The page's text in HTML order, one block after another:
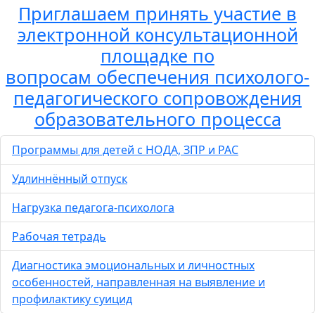
Приглашаем принять участие в
электронной консультационной
площадке по
вопросам обеспечения психолого-
педагогического сопровождения
образовательного процесса
Программы для детей с НОДА, ЗПР и РАС
Удлиннённый отпуск
Нагрузка педагога-психолога
Рабочая тетрадь
Диагностика эмоциональных и личностных
особенностей, направленная на выявление и
профилактику суицид